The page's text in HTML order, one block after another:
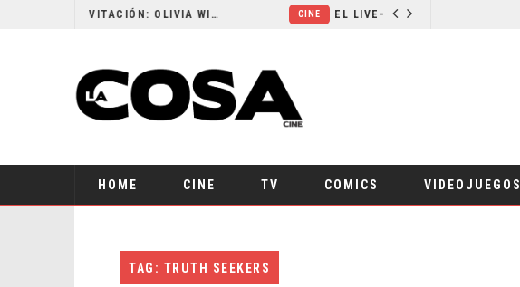
RESEÑA LA INVITACIÓN: OLIVIA WILDE REFLEXIONA SOBRE LA VIDA CONYUGAL
HOME CINE TV COMICS VIDEOJUEGOS
TAG: TRUTH SEEKERS